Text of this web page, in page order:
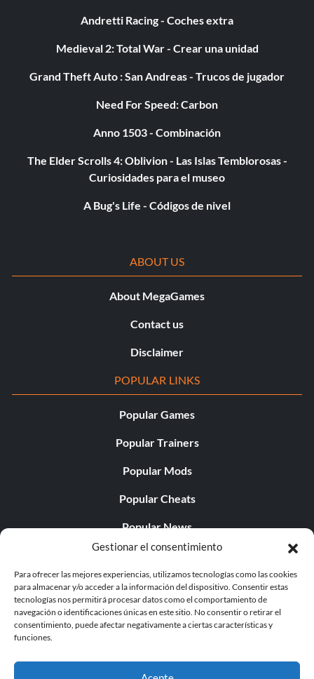
Gestionar el consentimiento
Para ofrecer las mejores experiencias, utilizamos tecnologías como las cookies
para almacenar y/o acceder a la información del dispositivo. Consentir estas
tecnologías nos permitirá procesar datos como el comportamiento de
navegación o identificaciones únicas en este sitio. No consentir o retirar el
consentimiento, puede afectar negativamente a ciertas características y
funciones.
Andretti Racing - Coches extra
Medieval 2: Total War - Crear una unidad
Grand Theft Auto : San Andreas - Trucos de jugador
Need For Speed: Carbon
Anno 1503 - Combinación
The Elder Scrolls 4: Oblivion - Las Islas Temblorosas -
Curiosidades para el museo
A Bug's Life - Códigos de nivel
ABOUT US
About MegaGames
Contact us
Disclaimer
POPULAR LINKS
Popular Games
Popular Trainers
Popular Mods
Popular Cheats
Popular News
Popular Editorials
Popular Free Games
LATEST UPDATES